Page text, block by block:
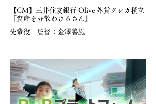
【CM】三井住友銀行 Olive 外貨クレカ積立
『資産を分散わけるさん』
先輩役 監督：金澤善風